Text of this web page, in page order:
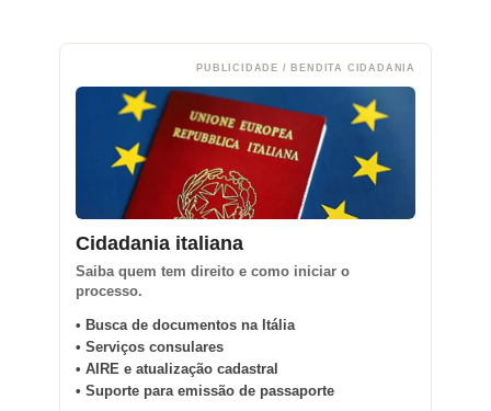
PUBLICIDADE / BENDITA CIDADANIA
Cidadania italiana
Saiba quem tem direito e como iniciar o
processo.
• Busca de documentos na Itália
• Serviços consulares
• AIRE e atualização cadastral
• Suporte para emissão de passaporte